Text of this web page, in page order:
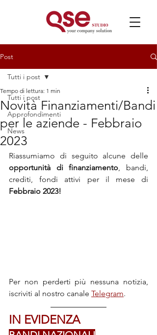
Post
Tutti i post
Approfondimenti
News
Tutti i post
Novità Finanziamenti/Bandi
per le aziende - Febbraio
2023
Tempo di lettura: 1 min
opportunità di finanziamento, bandi,
Febbraio 2023!
Per non perderti più nessuna notizia,
iscriviti al nostro canale Telegram.
IN EVIDENZA